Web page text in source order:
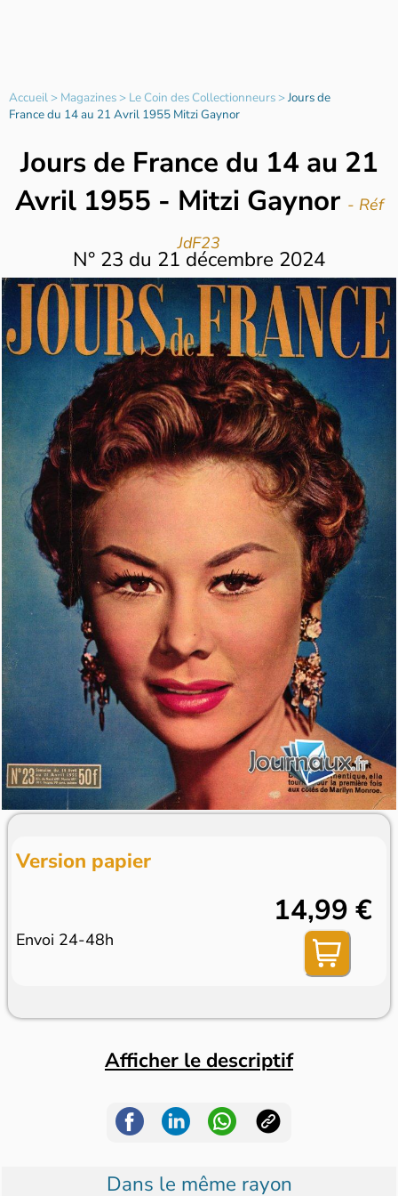
Accueil> Magazines> Le Coin des Collectionneurs>Jours de
France du 14 au 21 Avril 1955 Mitzi Gaynor
Jours de France du 14 au 21
Avril 1955 - Mitzi Gaynor - Réf
JdF23
N° 23 du 21 décembre 2024
Version papier
Envoi 24-48h
14,99 €
Afficher le descriptif
Dans le même rayon